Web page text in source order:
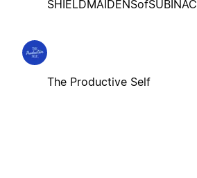
SHIELDMAIDENSofSUBINAC
The Productive Self